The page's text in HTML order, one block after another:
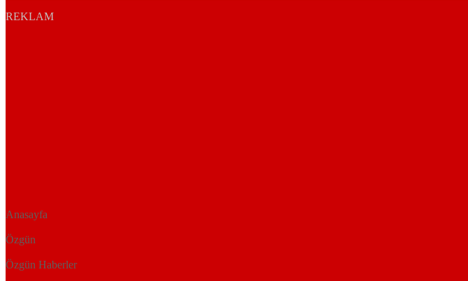
REKLAM
Anasayfa
Özgün
Özgün Haberler